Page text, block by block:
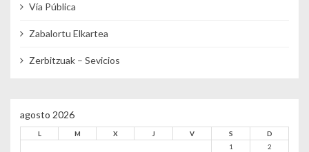
Vía Pública
Zabalortu Elkartea
Zerbitzuak – Sevicios
agosto 2026
L M X J V S
D
1
2